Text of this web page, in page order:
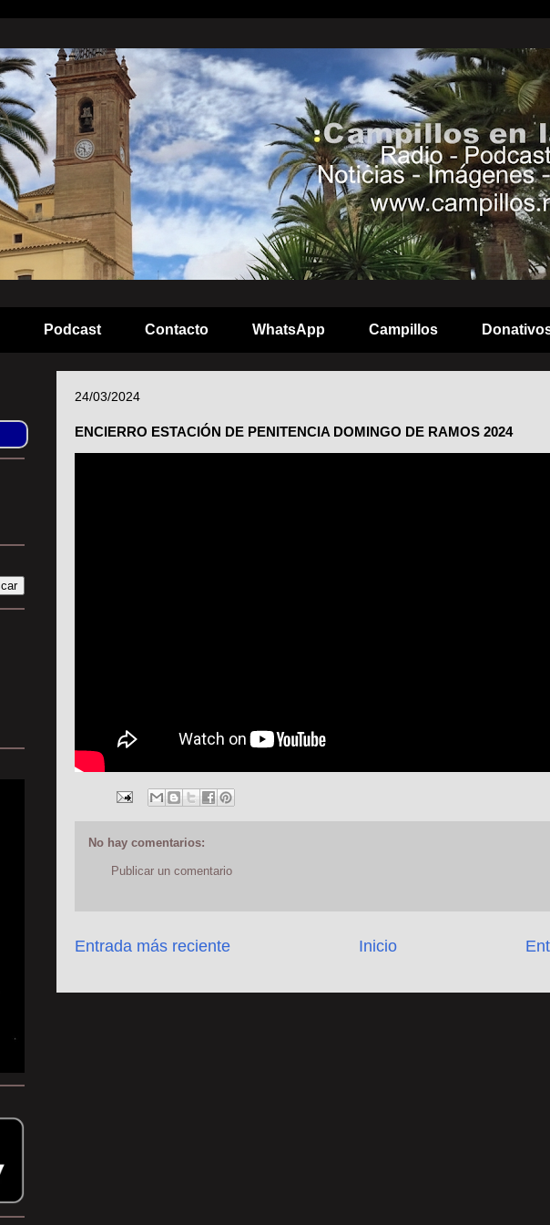
Podcast Contacto WhatsApp Campillos
24/03/2024
ENCIERRO ESTACIÓN DE PENITENCIA DOMINGO DE RAMOS 2024
No hay comentarios:
Publicar un comentario
Entrada más reciente Inicio